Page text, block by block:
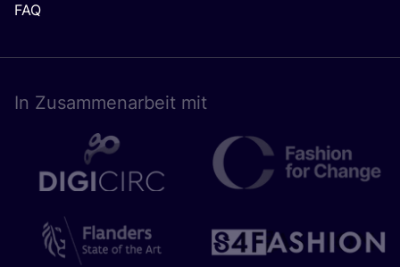
FAQ
In Zusam­men­ar­beit mit